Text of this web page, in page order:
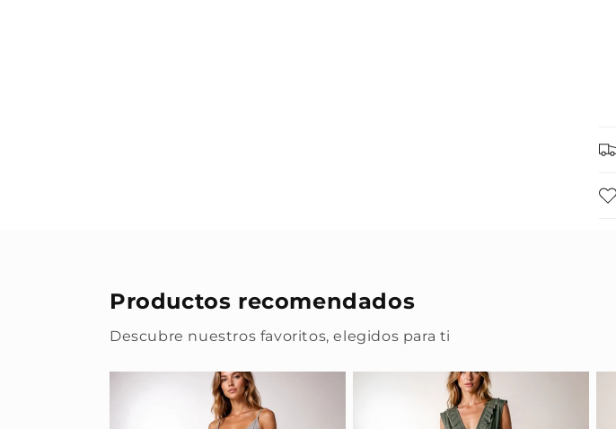
Productos recomendados
Descubre nuestros favoritos, elegidos para ti